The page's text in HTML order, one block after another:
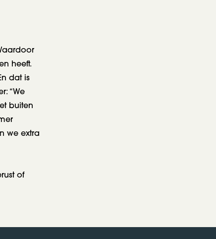
heeft.
dat is
“We
buiten
we extra
of